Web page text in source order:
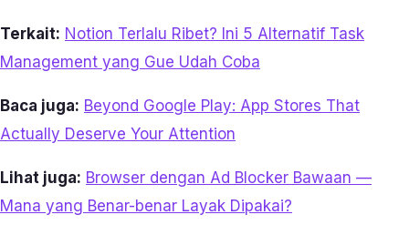
Terkait: Notion Terlalu Ribet? Ini 5 Alternatif Task
Management yang Gue Udah Coba
Baca juga: Beyond Google Play: App Stores That
Actually Deserve Your Attention
Lihat juga: Browser dengan Ad Blocker Bawaan —
Mana yang Benar-benar Layak Dipakai?